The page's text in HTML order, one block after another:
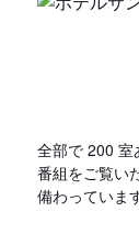
全部で 200 室
番組をご覧い
備わっていま